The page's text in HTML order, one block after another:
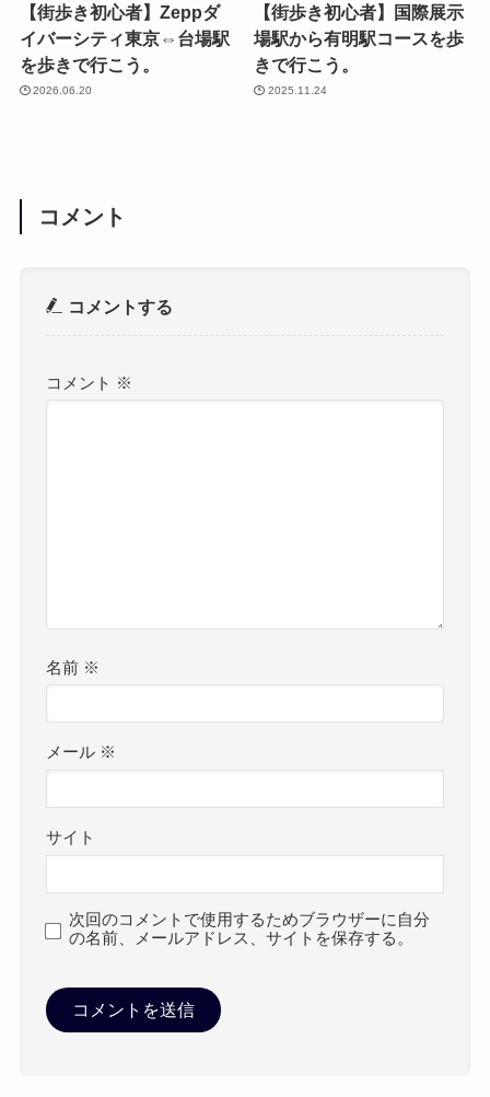
【街歩き初心者】Zeppダ
イバーシティ東京⇔台場駅
を歩きで行こう。
2026.06.20
【街歩き初心者】国際展示
場駅から有明駅コースを歩
きで行こう。
2025.11.24
コメント
コメントする
コメント ※
名前 ※
メール ※
サイト
次回のコメントで使用するためブラウザーに自分
の名前、メールアドレス、サイトを保存する。